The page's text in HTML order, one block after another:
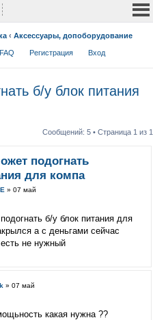
‹ Аксессуары, допоборудование
FAQ Регистрация Вход
б/у блок питания
Сообщений: 5 • Страница 1 из 1
подогнать
для компа
» 07 май
б/у блок питания для
а с деньгами сейчас
не нужный
» 07 май
какая нужна ??